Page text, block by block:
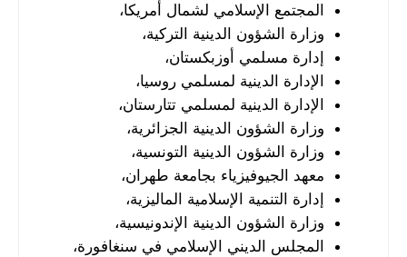
المجتمع الإسلامي لشمال أمريكا،
وزارة الشؤون الدينية التركية،
إدارة مسلمي أوزبكستان،
الإدارة الدينية لمسلمي روسيا،
الإدارة الدينية لمسلمي تتارستان،
وزارة الشؤون الدينية الجزائرية،
وزارة الشؤون الدينية التونسية،
معهد الجيوفيزياء بجامعة طهران،
إدارة التنمية الإسلامية الماليزية،
وزارة الشؤون الدينية الإندونيسية،
المجلس الديني الإسلامي في سنغافورة،